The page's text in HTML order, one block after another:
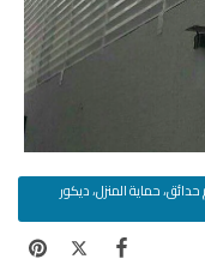
حماية المنزل، ديكور